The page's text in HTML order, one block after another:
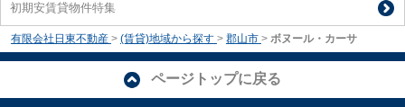
初期安賃貸物件特集
有限会社日東不動産 > (賃貸)地域から探す > 郡山市 > ボヌール・カーサ
ページトップに戻る